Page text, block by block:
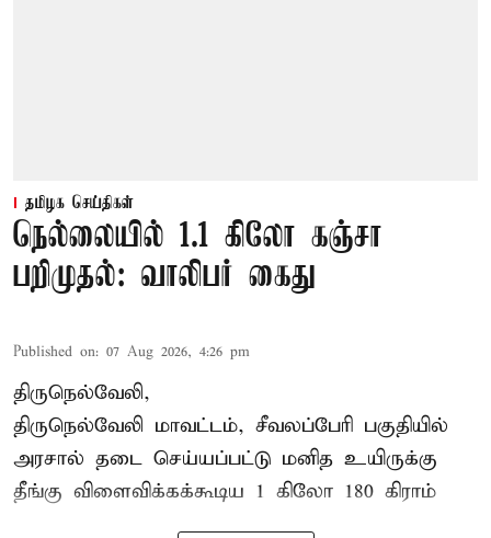
தமிழக செய்திகள்
நெல்லையில் 1.1 கிலோ கஞ்சா
பறிமுதல்: வாலிபர் கைது
Published on: 07 Aug 2026, 4:26 pm
திருநெல்வேலி,
திருநெல்வேலி மாவட்டம், சீவலப்பேரி பகுதியில்
அரசால் தடை செய்யப்பட்டு மனித உயிருக்கு
தீங்கு விளைவிக்கக்கூடிய 1 கிலோ 180 கிராம்